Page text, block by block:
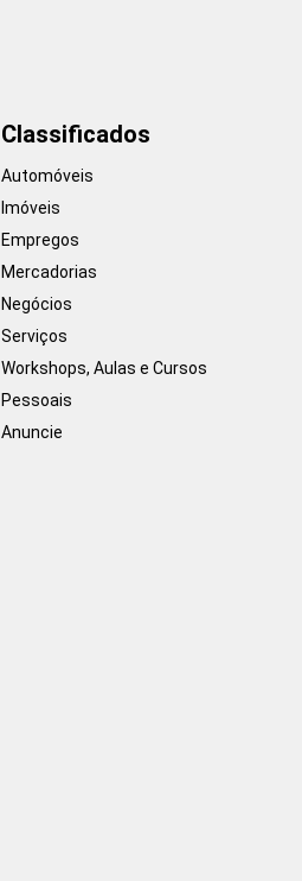
Classificados
Automóveis
Imóveis
Empregos
Mercadorias
Negócios
Serviços
Workshops, Aulas e Cursos
Pessoais
Anuncie